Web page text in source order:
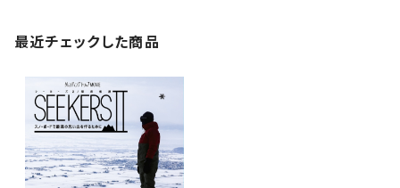
最近チェックした商品